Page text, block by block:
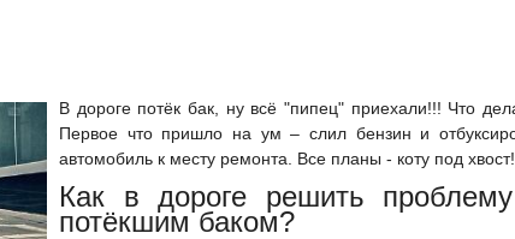
В дороге потёк бак, ну всё "пипец" приехали!!! Что
Первое что пришло на ум – слил бензин и
автомобиль к месту ремонта. Все планы - коту под хвост!
Как в дороге решить
потёкшим баком?